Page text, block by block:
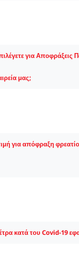
για Αποφράξεις
μας;
για απόφραξη
κατά του Covid-19